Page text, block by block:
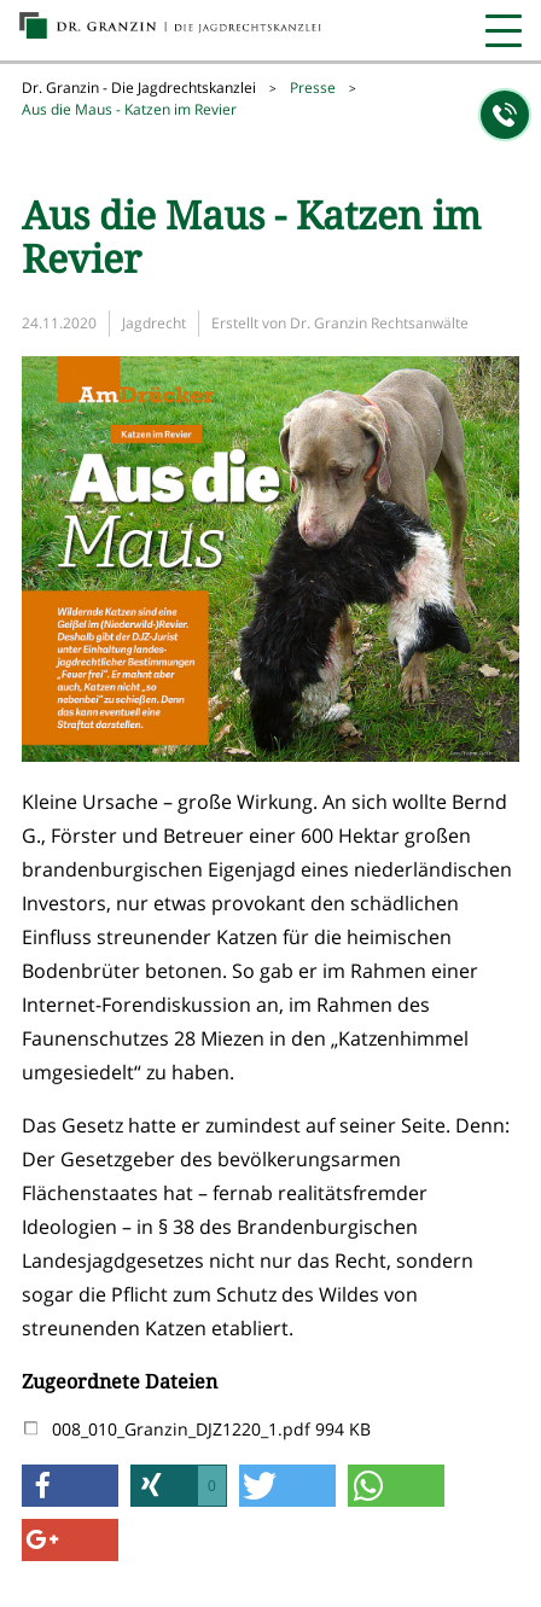
Dr. Granzin - Die Jagdrechtskanzlei > Presse >
Aus die Maus - Katzen im Revier
Aus die Maus - Katzen im
Revier
24.11.2020 Jagdrecht Erstellt von Dr. Granzin Rechtsanwälte
Kleine Ursache – große Wirkung. An sich wollte Bernd
G., Förster und Betreuer einer 600 Hektar großen
brandenburgischen Eigenjagd eines niederländischen
Investors, nur etwas provokant den schädlichen
Einfluss streunender Katzen für die heimischen
Bodenbrüter betonen. So gab er im Rahmen einer
Internet-Forendiskussion an, im Rahmen des
Faunenschutzes 28 Miezen in den „Katzenhimmel
umgesiedelt“ zu haben.
Das Gesetz hatte er zumindest auf seiner Seite. Denn:
Der Gesetzgeber des bevölkerungsarmen
Flächenstaates hat – fernab realitätsfremder
Ideologien – in § 38 des Brandenburgischen
Landesjagdgesetzes nicht nur das Recht, sondern
sogar die Pflicht zum Schutz des Wildes von
streunenden Katzen etabliert.
Zugeordnete Dateien
008_010_Granzin_DJZ1220_1.pdf994 KB
0